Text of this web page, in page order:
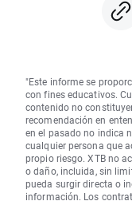
"Este informe se
con fines educativos.
contenido no
recomendación en
en el pasado no indica
cualquier persona que
propio riesgo. XTB no
o daño, incluida, sin
pueda surgir directa o
información. Los